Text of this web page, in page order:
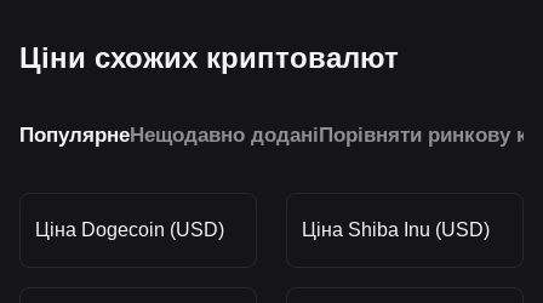
Ціни схожих криптовалют
ПопулярнеНещодавно доданіПорівняти ринкову
Ціна Dogecoin (USD) Ціна Shiba Inu (USD)